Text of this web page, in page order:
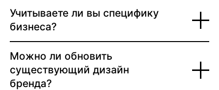
Учитываете ли вы специфику
бизнеса?
Можно ли обновить
существующий дизайн
бренда?